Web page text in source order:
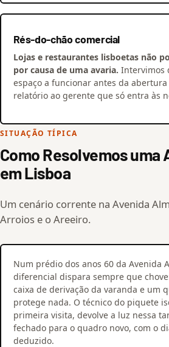
Rés-do-chão comercial
Lojas e restaurantes lisboetas não
por causa de uma avaria. Intervimos
espaço a funcionar antes da
relatório ao gerente que só entra às
SITUAÇÃO TÍPICA
Como Resolvemos uma
em Lisboa
Um cenário corrente na Avenida
Arroios e o Areeiro.
Num prédio dos anos 60 da Avenida
diferencial dispara sempre que
caixa de derivação da varanda e um
protege nada. O técnico do piquete
primeira visita, devolve a luz nessa
fechado para o quadro novo, com o
deduzido.